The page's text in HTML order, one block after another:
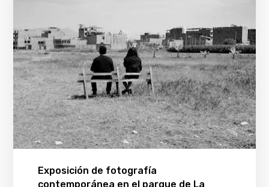
Exposición de fotografía
contemporánea en el parque de La